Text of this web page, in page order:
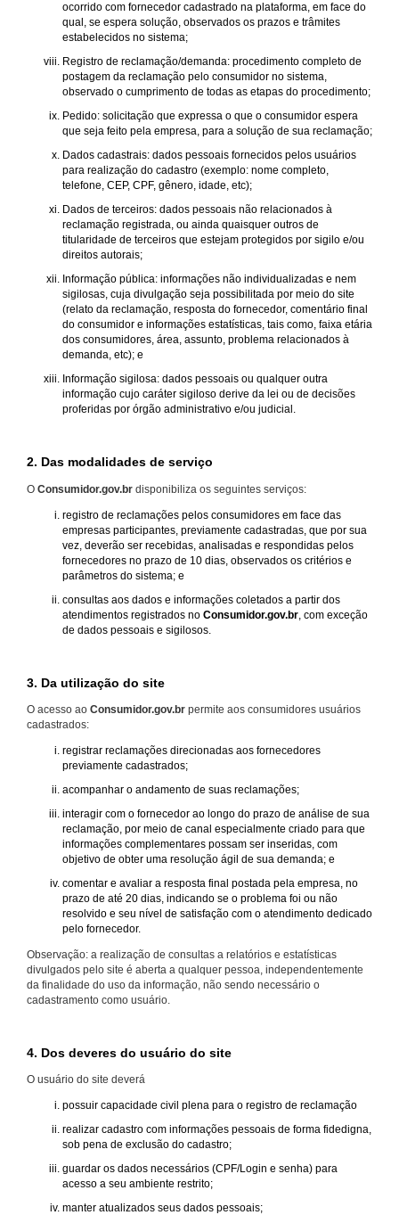
ocorrido com fornecedor cadastrado na plataforma, em face do
qual, se espera solução, observados os prazos e trâmites
estabelecidos no sistema;
Registro de reclamação/demanda: procedimento completo de
postagem da reclamação pelo consumidor no sistema,
observado o cumprimento de todas as etapas do procedimento;
Pedido: solicitação que expressa o que o consumidor espera
que seja feito pela empresa, para a solução de sua reclamação;
Dados cadastrais: dados pessoais fornecidos pelos usuários
para realização do cadastro (exemplo: nome completo,
telefone, CEP, CPF, gênero, idade, etc);
Dados de terceiros: dados pessoais não relacionados à
reclamação registrada, ou ainda quaisquer outros de
titularidade de terceiros que estejam protegidos por sigilo e/ou
direitos autorais;
Informação pública: informações não individualizadas e nem
sigilosas, cuja divulgação seja possibilitada por meio do site
(relato da reclamação, resposta do fornecedor, comentário final
do consumidor e informações estatísticas, tais como, faixa etária
dos consumidores, área, assunto, problema relacionados à
demanda, etc); e
Informação sigilosa: dados pessoais ou qualquer outra
informação cujo caráter sigiloso derive da lei ou de decisões
proferidas por órgão administrativo e/ou judicial.
2. Das modalidades de serviço
O Consumidor.gov.br disponibiliza os seguintes serviços:
registro de reclamações pelos consumidores em face das
empresas participantes, previamente cadastradas, que por sua
vez, deverão ser recebidas, analisadas e respondidas pelos
fornecedores no prazo de 10 dias, observados os critérios e
parâmetros do sistema; e
consultas aos dados e informações coletados a partir dos
atendimentos registrados no Consumidor.gov.br , com exceção
de dados pessoais e sigilosos.
3. Da utilização do site
O acesso ao Consumidor.gov.br permite aos consumidores usuários
cadastrados:
registrar reclamações direcionadas aos fornecedores
previamente cadastrados;
acompanhar o andamento de suas reclamações;
interagir com o fornecedor ao longo do prazo de análise de sua
reclamação, por meio de canal especialmente criado para que
informações complementares possam ser inseridas, com
objetivo de obter uma resolução ágil de sua demanda; e
comentar e avaliar a resposta final postada pela empresa, no
prazo de até 20 dias, indicando se o problema foi ou não
resolvido e seu nível de satisfação com o atendimento dedicado
pelo fornecedor.
Observação: a realização de consultas a relatórios e estatísticas
divulgados pelo site é aberta a qualquer pessoa, independentemente
da finalidade do uso da informação, não sendo necessário o
cadastramento como usuário.
4. Dos deveres do usuário do site
O usuário do site deverá
possuir capacidade civil plena para o registro de reclamação
realizar cadastro com informações pessoais de forma fidedigna,
sob pena de exclusão do cadastro;
guardar os dados necessários (CPF/Login e senha) para
acesso a seu ambiente restrito;
manter atualizados seus dados pessoais;